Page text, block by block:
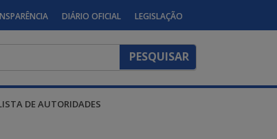
DIÁRIO OFICIAL LEGISLAÇÃO
DE AUTORIDADES